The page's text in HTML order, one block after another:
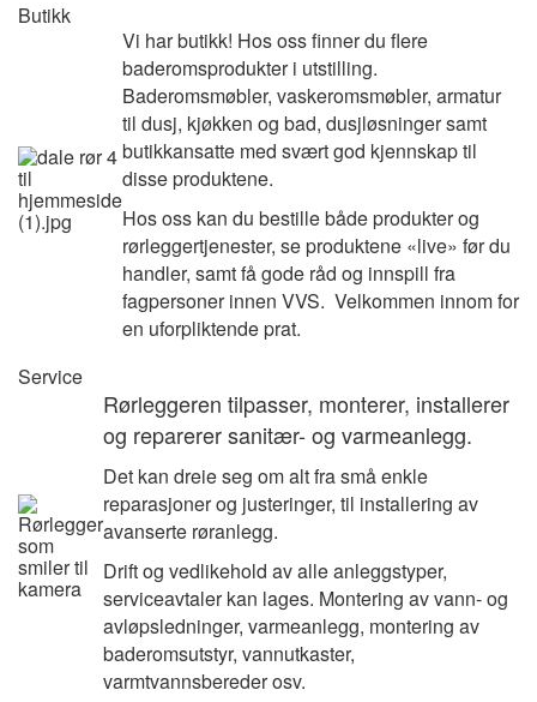
Butikk
Vi har butikk! Hos oss finner du flere
baderomsprodukter i utstilling.
Baderomsmøbler, vaskeromsmøbler, armatur
til dusj, kjøkken og bad, dusjløsninger samt
butikkansatte med svært god kjennskap til
disse produktene.
Hos oss kan du bestille både produkter og
rørleggertjenester, se produktene «live» før du
handler, samt få gode råd og innspill fra
fagpersoner innen VVS. Velkommen innom for
en uforpliktende prat.
Service
Rørleggeren tilpasser, monterer, installerer
og reparerer sanitær- og varmeanlegg.
Det kan dreie seg om alt fra små enkle
reparasjoner og justeringer, til installering av
avanserte røranlegg.
Drift og vedlikehold av alle anleggstyper,
serviceavtaler kan lages. Montering av vann- og
avløpsledninger, varmeanlegg, montering av
baderomsutstyr, vannutkaster,
varmtvannsbereder osv.